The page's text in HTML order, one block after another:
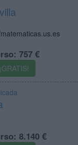
757 €
8.140 €